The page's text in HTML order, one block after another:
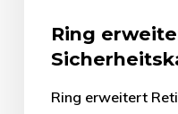
Ring
Ring erweitert